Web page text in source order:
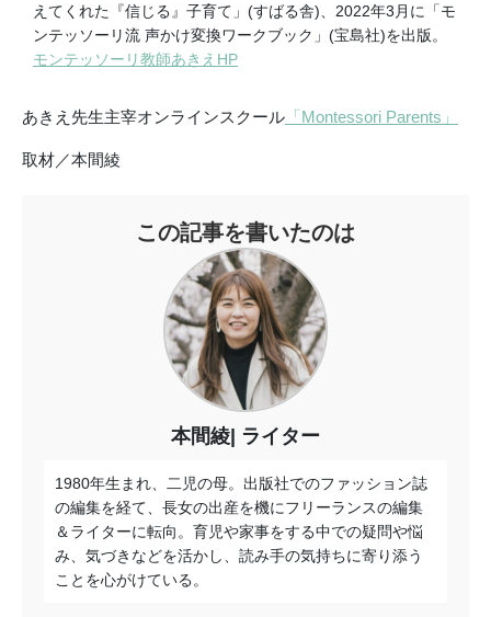
えてくれた『信じる』子育て」(すばる舎)、2022年3月に「モ
ンテッソーリ流 声かけ変換ワークブック」(宝島社)を出版。
モンテッソーリ教師あきえHP
あきえ先生主宰オンラインスクール 「Montessori Parents」
取材／本間綾
この記事を書いたのは
本間綾 ライター
1980年生まれ、二児の母。出版社でのファッション誌
の編集を経て、長女の出産を機にフリーランスの編集
＆ライターに転向。育児や家事をする中での疑問や悩
み、気づきなどを活かし、読み手の気持ちに寄り添う
ことを心がけている。